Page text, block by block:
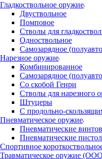
Гладкоствольное оружие
Двуствольное
Помповое
Стволы для
Одноствольное
Самозарядное
Нарезное оружие
Комбинированное
Самозарядное
Со скобой Генри
Стволы для нарезного
Штуцеры
С продольно-
Пневматическое оружие
Пневматические
Пневматические
Спортивное
Травматическое оружие